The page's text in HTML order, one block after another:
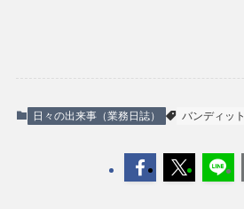
日々の出来事（業務日誌） バンディット